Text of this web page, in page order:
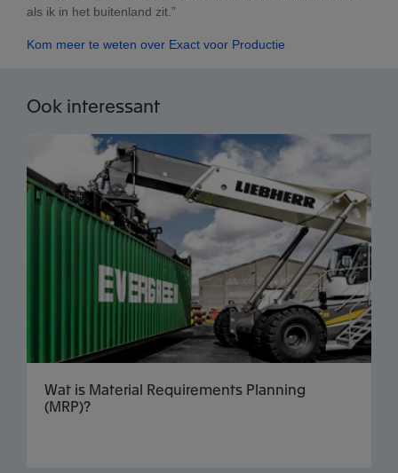
als ik in het buitenland zit.”
Kom meer te weten over Exact voor Productie
Ook interessant
Wat is Material Requirements Planning
(MRP)?